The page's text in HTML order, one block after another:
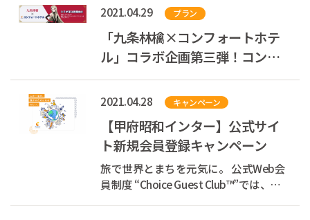
ンフォートホテルのコラボプランが、 4
月30日よりコンフォートイン東京六本
木でも販売開始！ 東京都内の...
2021.04.29 プラン
「九条林檎×コンフォートホテ
ル」コラボ企画第三弾！コンフ
ォートイン東京六本木で【描き
下ろしノベルテ...
2021.04.28 キャンペーン
【甲府昭和インター】公式サイ
ト新規会員登録キャンペーン
旅で世界とまちを元気に。 公式Web会
員制度 “Choice Guest Club™”では、お